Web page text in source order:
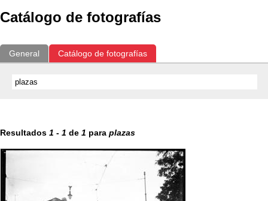
Catálogo de fotografías
General Catálogo de fotografías
Resultados 1 - 1 de 1 para plazas